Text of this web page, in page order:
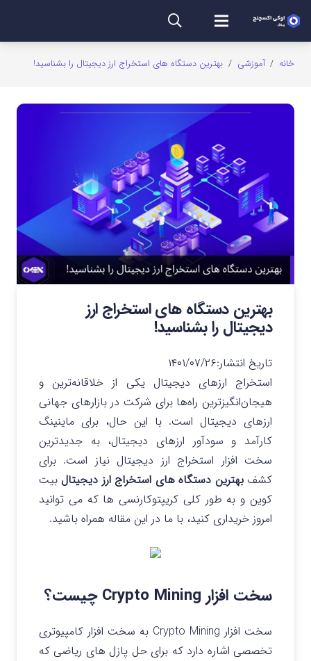
خانه / آموزشی / بهترین دستگاه های استخراج ارز دیجیتال را بشناسید!
بهترین دستگاه های استخراج ارز
دیجیتال را بشناسید!
تاریخ انتشار:۱۴۰۱/۰۷/۲۶
استخراج ارزهای دیجیتال یکی از خلاقانه‌ترین و
هیجان‌انگیزترین راه‌ها برای شرکت در بازارهای جهانی
ارزهای دیجیتال است. با این حال، برای ماینینگ
کارآمد و سودآور ارزهای دیجیتال، به جدیدترین
سخت افزار استخراج ارز دیجیتال نیاز است. برای
کشفبهترین دستگاه های استخراج ارز دیجیتالبیت
کوین و به طور کلی کریپتوکارنسی ها که می توانید
امروز خریداری کنید، با ما در این مقاله همراه باشید.
سخت افزار Crypto Mining چیست؟
سخت افزار Crypto Mining به سخت افزار کامپیوتری
تخصصی اشاره دارد که برای حل پازل های ریاضی که